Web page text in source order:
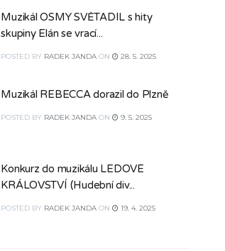
Muzikál OSMÝ SVĚTADÍL s hity
skupiny Elán se vrací...
POSTED BY RADEK JANDA ON 28. 5. 2025
Muzikál REBECCA dorazil do Plzně
POSTED BY RADEK JANDA ON 9. 5. 2025
Konkurz do muzikálu LEDOVÉ
KRÁLOVSTVÍ (Hudební div...
POSTED BY RADEK JANDA ON 19. 4. 2025